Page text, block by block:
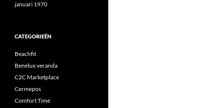
januari 1970
CATEGORIEËN
Beachfit
Benelux veranda
C2C Marketplace
Cermepos
Comfort Time